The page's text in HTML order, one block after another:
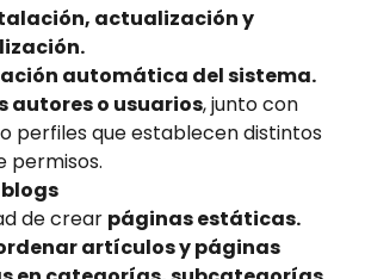
actualización y
automática del sistema.
autores o usuarios, junto con
perfiles que establecen distintos
permisos.
de crear páginas estáticas.
artículos y páginas